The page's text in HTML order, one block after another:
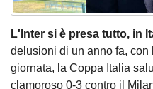
L'Inter si è presa tutto, in
delusioni di un anno fa,
giornata, la Coppa Italia
clamoroso 0-3 contro il